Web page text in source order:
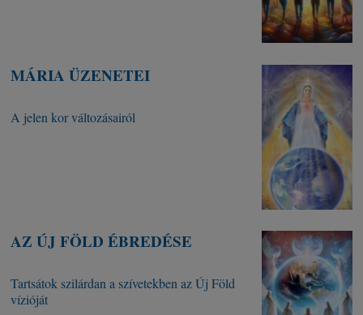
MÁRIA ÜZENETEI
A jelen kor változásairól
AZ ÚJ FÖLD ÉBREDÉSE
Tartsátok szilárdan a szívetekben az Új Föld
vízióját